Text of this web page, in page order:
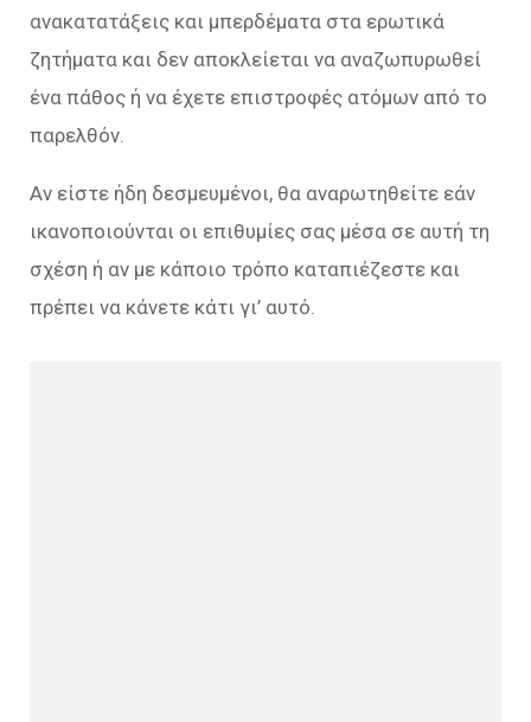
ανακατατάξεις και μπερδέματα στα ερωτικά
ζητήματα και δεν αποκλείεται να αναζωπυρωθεί
ένα πάθος ή να έχετε επιστροφές ατόμων από το
παρελθόν.
Αν είστε ήδη δεσμευμένοι, θα αναρωτηθείτε εάν
ικανοποιούνται οι επιθυμίες σας μέσα σε αυτή τη
σχέση ή αν με κάποιο τρόπο καταπιέζεστε και
πρέπει να κάνετε κάτι γι’ αυτό.